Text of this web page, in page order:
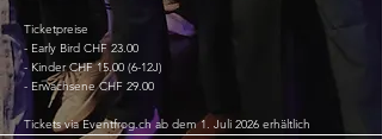
Ticketpreise
- Early Bird CHF 23.00
- Kinder CHF 15.00 (6-12J)
- Erwachsene CHF 29.00
Tickets via Eventfrog.ch ab dem 1. Juli 2026 erhältlich